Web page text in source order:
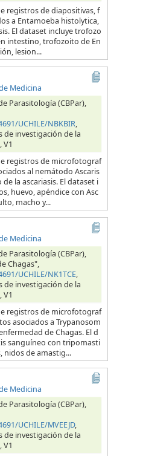
registros de diapositivas, f
a Entamoeba histolytica,
El dataset incluye trofozo
intestino, trofozoito de En
lesion...
Medicina
Parasitología (CBPar),
UCHILE/NBKBIR,
de investigación de la
V1
registros de microfotograf
al nemátodo Ascaris
la ascariasis. El dataset i
huevo, apéndice con Asc
macho y...
Medicina
Parasitología (CBPar),
Chagas",
UCHILE/NK1TCE,
de investigación de la
V1
registros de microfotograf
asociados a Trypanosom
de Chagas. El d
sanguíneo con tripomasti
nidos de amastig...
Medicina
Parasitología (CBPar),
UCHILE/MVEEJD,
de investigación de la
V1